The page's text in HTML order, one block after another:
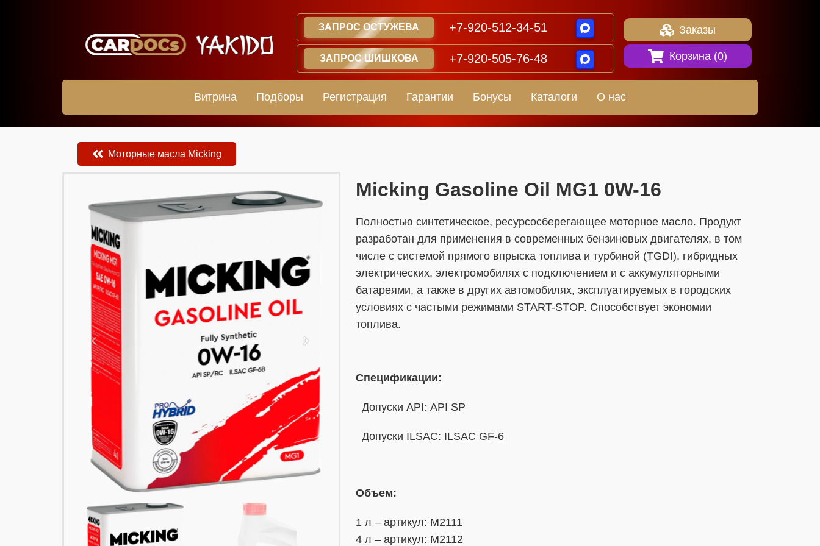
ЗАПРОС ОСТУЖЕВА +7-920-512-34-51
ЗАПРОС ШИШКОВА +7-920-505-76-48
Заказы
Корзина (0)
Витрина Подборы Регистрация Гарантии Бонусы Каталоги О нас
Моторные масла Micking
​​​​Micking Gasoline Oil MG1 0W-16
Полностью синтетическое, ресурсосберегающее моторное масло. Продукт
разработан для применения в современных бензиновых двигателях, в том
числе с системой прямого впрыска топлива и турбиной (TGDI), гибридных
электрических, электромобилях с подключением и с аккумуляторными
батареями, а также в других автомобилях, эксплуатируемых в городских
условиях с частыми режимами START-STOP. Способствует экономии
топлива.
Спецификации:
Допуски API: API SP
Допуски ILSAC: ILSAC GF-6
Объем:
1 л – артикул: M2111
4 л – артикул: M2112